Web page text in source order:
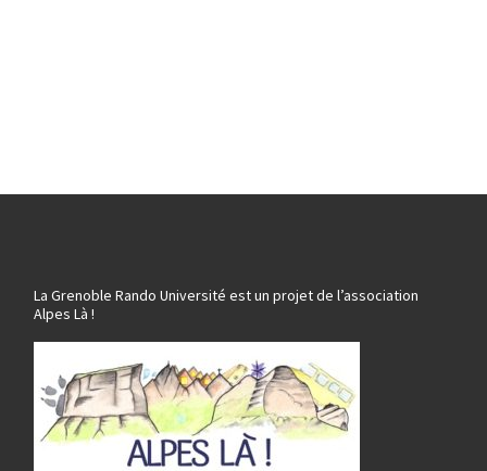
La Grenoble Rando Université est un projet de l’association
Alpes Là !